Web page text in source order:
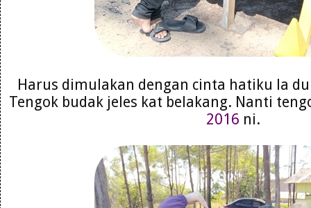
Harus dimulakan dengan cinta hatiku la
Tengok budak jeles kat belakang. Nanti
2016 ni.